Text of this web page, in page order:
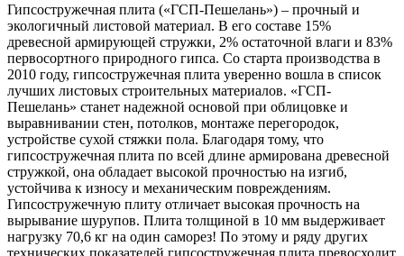
Гипсостружечная плита («ГСП-Пешелань») – прочный и
экологичный листовой материал. В его составе 15%
древесной армирующей стружки, 2% остаточной влаги и 83%
первосортного природного гипса. Со старта производства в
2010 году, гипсостружечная плита уверенно вошла в список
лучших листовых строительных материалов. «ГСП-
Пешелань» станет надежной основой при облицовке и
выравнивании стен, потолков, монтаже перегородок,
устройстве сухой стяжки пола. Благодаря тому, что
гипсостружечная плита по всей длине армирована древесной
стружкой, она обладает высокой прочностью на изгиб,
устойчива к износу и механическим повреждениям.
Гипсостружечную плиту отличает высокая прочность на
вырывание шурупов. Плита толщиной в 10 мм выдерживает
нагрузку 70,6 кг на один саморез! По этому и ряду других
технических показателей гипсостружечная плита превосходит